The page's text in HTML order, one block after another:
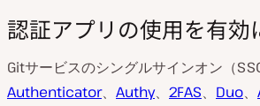
認証アプリの使用を有効
Gitサービスのシングルサインオン（
Authenticator、 Authy、 2FAS、 Duo、